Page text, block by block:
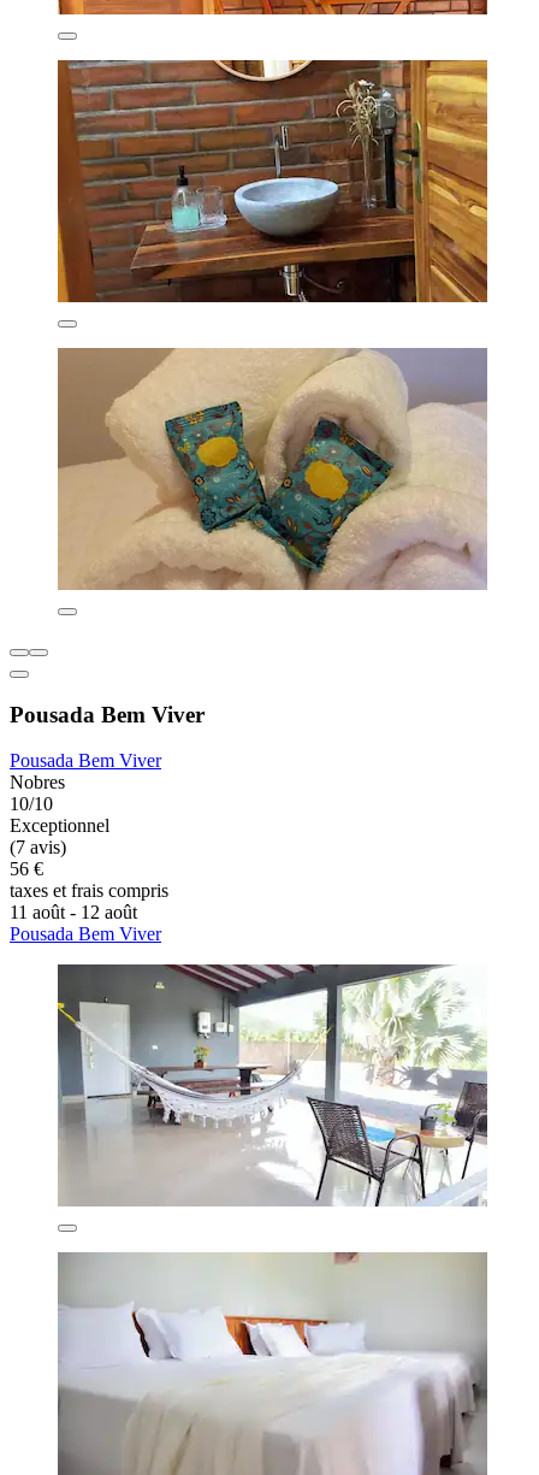
Pousada Bem Viver
Pousada Bem Viver
Nobres
10/10
Exceptionnel
(7 avis)
56 €
taxes et frais compris
11 août - 12 août
Pousada Bem Viver